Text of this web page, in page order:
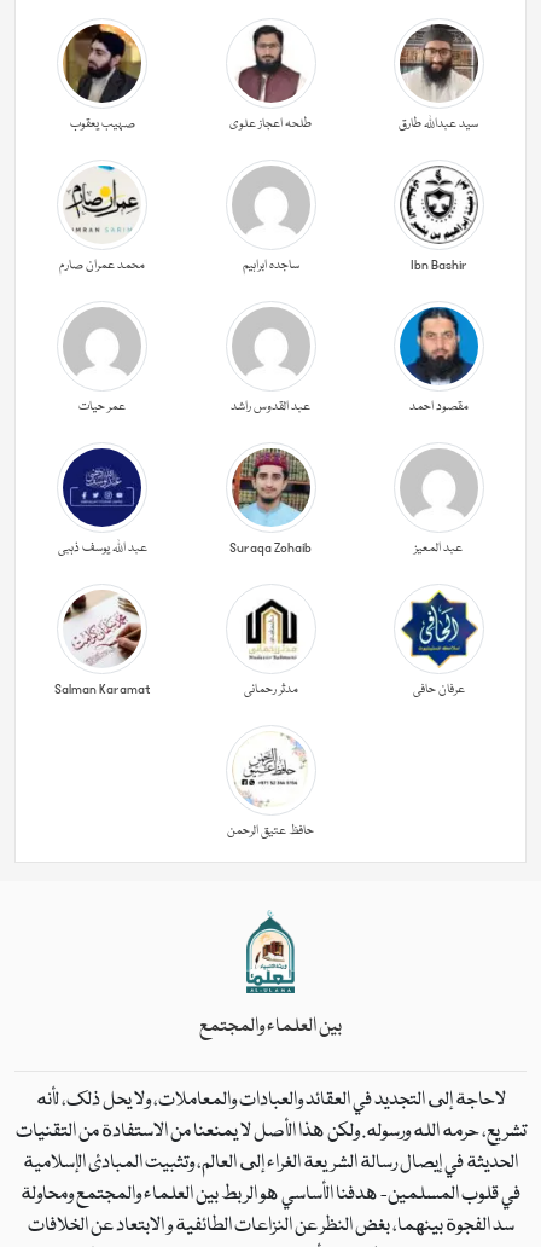
سید عبداللہ طارق طلحہ اعجاز علوی صہیب یعقوب
Ibn Bashir ساجدہ ابراہیم محمد عمران صارم
مقصود احمد عبد القدوس راشد عمر حیات
عبد المعیز Suraqa Zohaib عبد اللہ یوسف ذہبی
عرفان حافی مدثر رحمانی Salman Karamat
حافظ عتیق الرحمن
بين العلماء والمجتمع
لاحاجة إلى التجديد في العقائد والعبادات والمعاملات، ولا يحل ذلك، لأنه
تشريع، حرمه الله ورسوله. ولكن هذا الأصل لا يمنعنا من الاستفادة من التقنيات
الحديثة في إيصال رسالة الشريعة الغراء إلى العالم، وتثبيت المبادئ الإسلامية
في قلوب المسلمين- هدفنا الأساسي هو الربط بين العلماء والمجتمع ومحاولة
سد الفجوة بينهما، بغض النظر عن النزاعات الطائفية و الابتعاد عن الخلافات